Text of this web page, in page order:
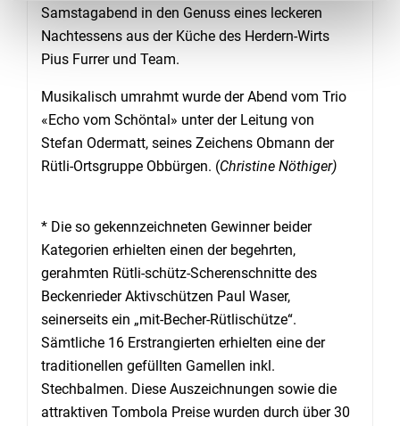
Samstagabend in den Genuss eines leckeren
Nachtessens aus der Küche des Herdern-Wirts
Pius Furrer und Team.
Musikalisch umrahmt wurde der Abend vom Trio
«Echo vom Schöntal» unter der Leitung von
Stefan Odermatt, seines Zeichens Obmann der
Rütli-Ortsgruppe Obbürgen. (Christine Nöthiger)
* Die so gekennzeichneten Gewinner beider
Kategorien erhielten einen der begehrten,
gerahmten Rütli-schütz-Scherenschnitte des
Beckenrieder Aktivschützen Paul Waser,
seinerseits ein „mit-Becher-Rütlischütze“.
Sämtliche 16 Erstrangierten erhielten eine der
traditionellen gefüllten Gamellen inkl.
Stechbalmen. Diese Auszeichnungen sowie die
attraktiven Tombola Preise wurden durch über 30